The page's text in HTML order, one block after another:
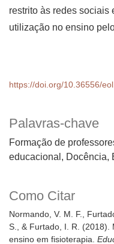
Palavras-chave
Formação de
educacional, Docência,
Como Citar
Normando, V. M. F.,
S., & Furtado, I. R. (2018).
ensino em fisioterapia.
restrito às redes sociais
utilização no ensino
https://doi.org/10.36556/